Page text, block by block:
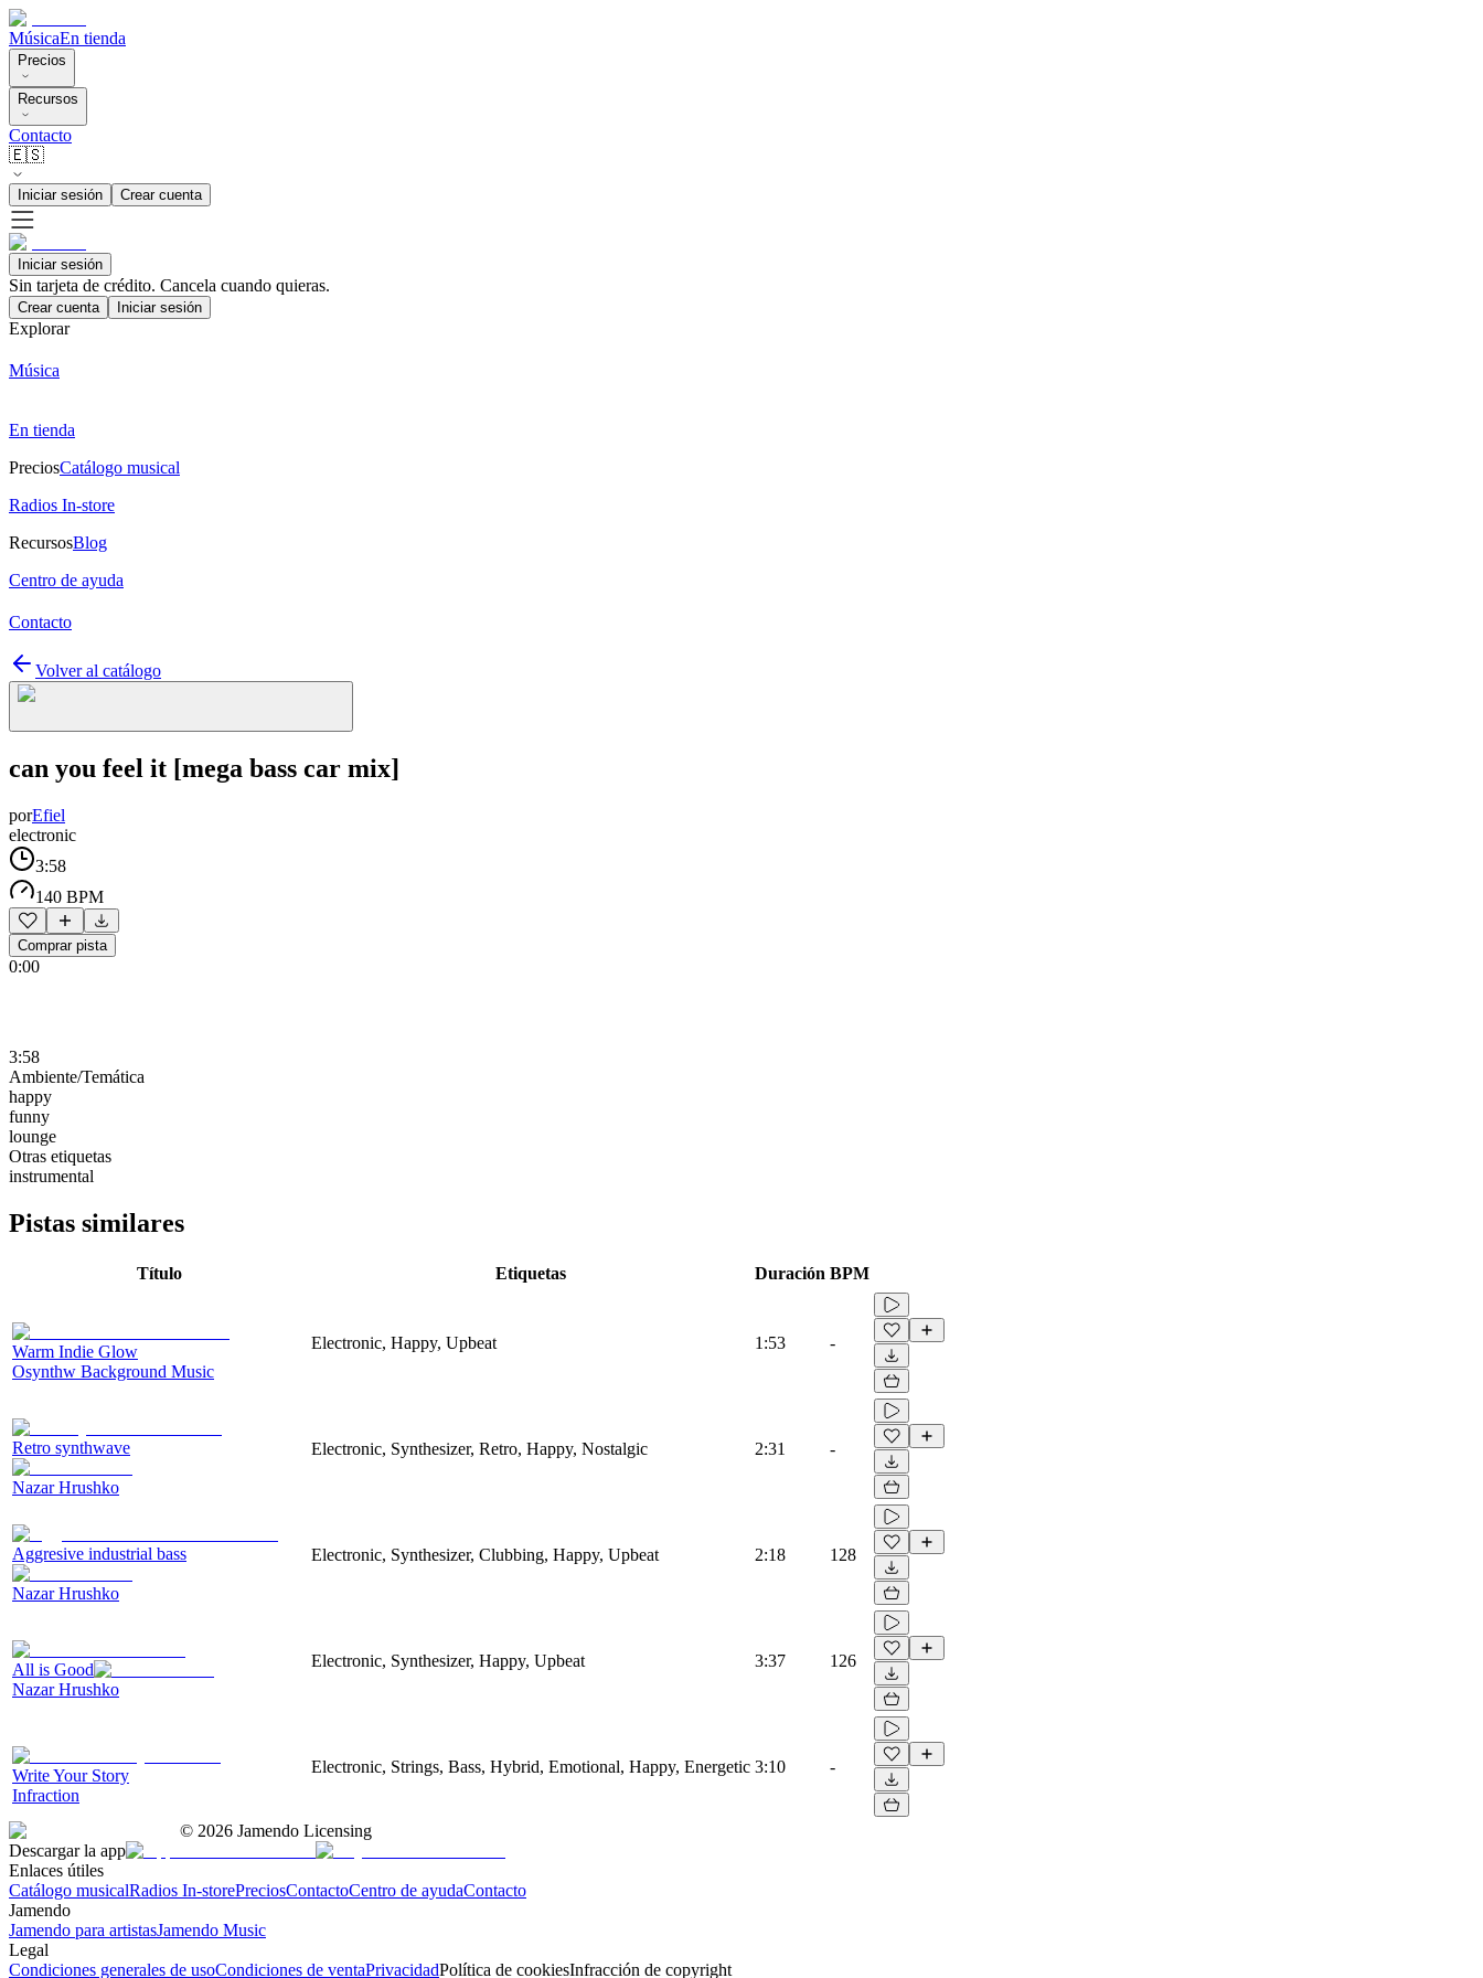
MúsicaEn tienda
Precios
Recursos
Contacto
🇪🇸
Iniciar sesión Crear cuenta
Iniciar sesión
Sin tarjeta de crédito. Cancela cuando quieras.
Crear cuenta Iniciar sesión
Explorar
Música
En tienda
PreciosCatálogo musical
Radios In-store
RecursosBlog
Centro de ayuda
Contacto
Volver al catálogo
can you feel it [mega bass car mix]
porEfiel
electronic
3:58
140 BPM
Comprar pista
0:00
3:58
Ambiente/Temática
happy
funny
lounge
Otras etiquetas
instrumental
Pistas similares
Título Etiquetas Duración BPM
Warm Indie Glow
Osynthw Background Music
Electronic, Happy, Upbeat 1:53 -
Retro synthwave
Nazar Hrushko
Electronic, Synthesizer, Retro, Happy, Nostalgic 2:31 -
Aggresive industrial bass
Nazar Hrushko
Electronic, Synthesizer, Clubbing, Happy, Upbeat 2:18 128
All is Good
Nazar Hrushko
Electronic, Synthesizer, Happy, Upbeat 3:37 126
Write Your Story
Infraction
Electronic, Strings, Bass, Hybrid, Emotional, Happy, Energetic 3:10 -
© 2026 Jamendo Licensing
Descargar la app
Enlaces útiles
Catálogo musicalRadios In-storePreciosContactoCentro de ayudaContacto
Jamendo
Jamendo para artistasJamendo Music
Legal
Condiciones generales de usoCondiciones de ventaPrivacidadPolítica de cookiesInfracción de copyright